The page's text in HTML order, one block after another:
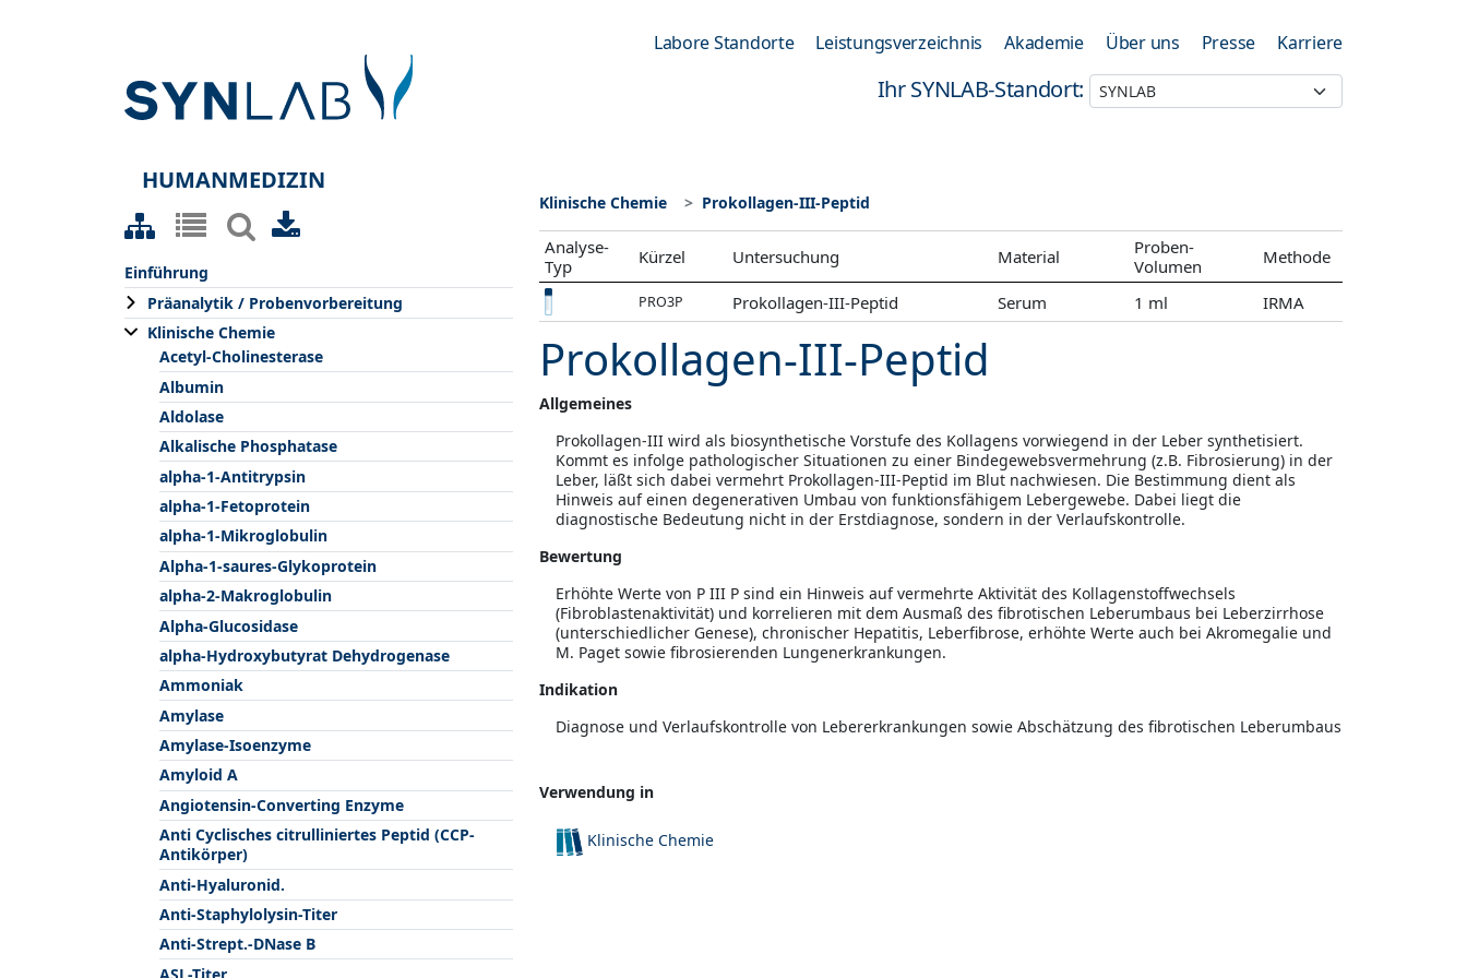
Labore Standorte Leistungsverzeichnis Akademie Über uns Presse Karriere
Ihr SYNLAB-Standort:
HUMANMEDIZIN
Einführung
Präanalytik / Probenvorbereitung
Klinische Chemie
Acetyl-Cholinesterase
Albumin
Aldolase
Alkalische Phosphatase
alpha-1-Antitrypsin
alpha-1-Fetoprotein
alpha-1-Mikroglobulin
Alpha-1-saures-Glykoprotein
alpha-2-Makroglobulin
Alpha-Glucosidase
alpha-Hydroxybutyrat Dehydrogenase
Ammoniak
Amylase
Amylase-Isoenzyme
Amyloid A
Angiotensin-Converting Enzyme
Anti Cyclisches citrulliniertes Peptid (CCP-
Antikörper)
Anti-Hyaluronid.
Anti-Staphylolysin-Titer
Anti-Strept.-DNase B
ASL-Titer
Klinische Chemie Prokollagen-III-Peptid
Analyse-
Typ
Kürzel Untersuchung Material
Proben-
Volumen
Methode
PRO3P Prokollagen-III-Peptid Serum 1 ml IRMA
Prokollagen-III-Peptid
Allgemeines
Prokollagen-III wird als biosynthetische Vorstufe des Kollagens vorwiegend in der Leber synthetisiert.
Kommt es infolge pathologischer Situationen zu einer Bindegewebsvermehrung (z.B. Fibrosierung) in der
Leber, läßt sich dabei vermehrt Prokollagen-III-Peptid im Blut nachwiesen. Die Bestimmung dient als
Hinweis auf einen degenerativen Umbau von funktionsfähigem Lebergewebe. Dabei liegt die
diagnostische Bedeutung nicht in der Erstdiagnose, sondern in der Verlaufskontrolle.
Bewertung
Erhöhte Werte von P III P sind ein Hinweis auf vermehrte Aktivität des Kollagenstoffwechsels
(Fibroblastenaktivität) und korrelieren mit dem Ausmaß des fibrotischen Leberumbaus bei Leberzirrhose
(unterschiedlicher Genese), chronischer Hepatitis, Leberfibrose, erhöhte Werte auch bei Akromegalie und
M. Paget sowie fibrosierenden Lungenerkrankungen.
Indikation
Diagnose und Verlaufskontrolle von Lebererkrankungen sowie Abschätzung des fibrotischen Leberumbaus
Verwendung in
Klinische Chemie